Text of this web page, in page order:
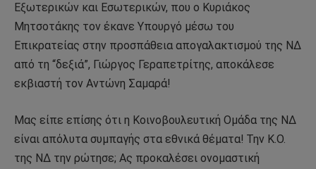
Εξωτερικών και Εσωτερικών, που ο Κυριάκος
Μητσοτάκης τον έκανε Υπουργό μέσω του
Επικρατείας στην προσπάθεια απογαλακτισμού της ΝΔ
από τη “δεξιά”, Γιώργος Γεραπετρίτης, αποκάλεσε
εκβιαστή τον Αντώνη Σαμαρά!
Μας είπε επίσης ότι η Κοινοβουλευτική Ομάδα της ΝΔ
είναι απόλυτα συμπαγής στα εθνικά θέματα! Την Κ.Ο.
της ΝΔ την ρώτησε; Ας προκαλέσει ονομαστική